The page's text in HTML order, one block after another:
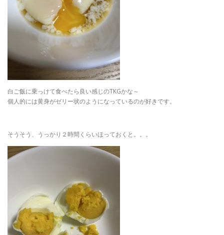
白ご飯に乗っけて食べたら良い感じのTKGかな～
個人的には黄身がゼリー状のようになっているのが好きです。
そうそう、うっかり２時間くらいほっておくと。。。